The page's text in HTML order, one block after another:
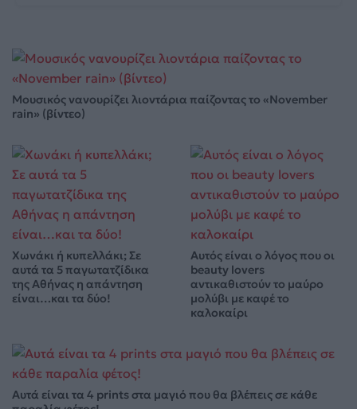
Μουσικός νανουρίζει λιοντάρια παίζοντας το «November
rain» (βίντεο)
Χωνάκι ή κυπελλάκι; Σε
αυτά τα 5 παγωτατζίδικα
της Αθήνας η απάντηση
είναι…και τα δύο!
Αυτός είναι ο λόγος που οι
beauty lovers
αντικαθιστούν το μαύρο
μολύβι με καφέ το
καλοκαίρι
Αυτά είναι τα 4 prints στα μαγιό που θα βλέπεις σε κάθε